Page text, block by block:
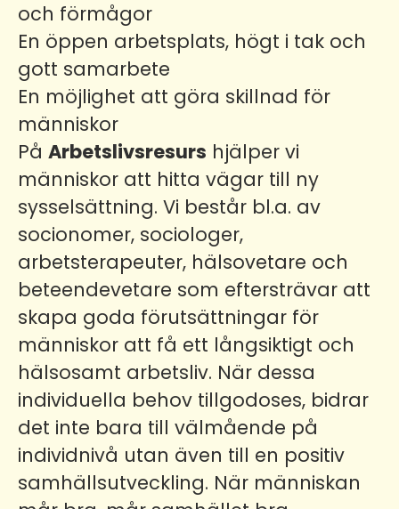
och förmågor
En öppen arbetsplats, högt i tak och
gott samarbete
En möjlighet att göra skillnad för
människor
På Arbetslivsresurs hjälper vi
människor att hitta vägar till ny
sysselsättning. Vi består bl.a. av
socionomer, sociologer,
arbetsterapeuter, hälsovetare och
beteendevetare som eftersträvar att
skapa goda förutsättningar för
människor att få ett långsiktigt och
hälsosamt arbetsliv. När dessa
individuella behov tillgodoses, bidrar
det inte bara till välmående på
individnivå utan även till en positiv
samhällsutveckling. När människan